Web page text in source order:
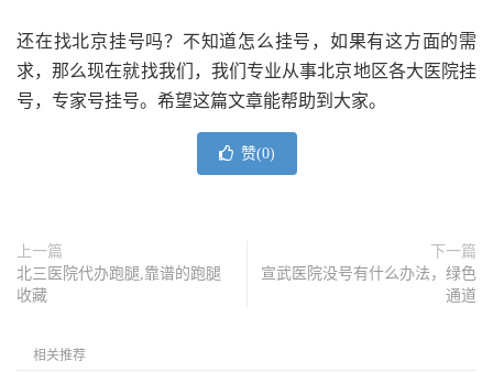
还在找北京挂号吗？不知道怎么挂号，如果有这方面的需
求，那么现在就找我们，我们专业从事北京地区各大医院挂
号，专家号挂号。希望这篇文章能帮助到大家。
赞(0)
上一篇
北三医院代办跑腿,靠谱的跑腿
收藏
下一篇
宣武医院没号有什么办法，绿色
通道
相关推荐